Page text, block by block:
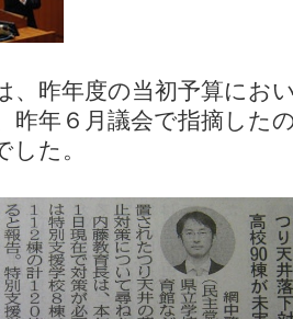
、昨年度の当初予算にお
昨年６月議会で指摘した
た。